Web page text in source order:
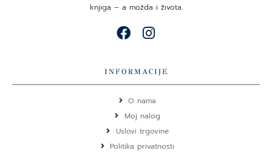
knjiga – a možda i života.
F
e
b
o
o
k
I
t
a
g
r
a
m
INFORMACIJE
O nama
Moj nalog
Uslovi trgovine
Politika privatnosti